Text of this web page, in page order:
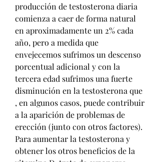
producción de testosterona diaria
comienza a caer de forma natural
en aproximadamente un 2% cada
año, pero a medida que
envejecemos sufrimos un descenso
porcentual adicional y con la
tercera edad sufrimos una fuerte
disminución en la testosterona que
, en algunos casos, puede contribuir
a la aparición de problemas de
erección (junto con otros factores).
Para aumentar la testosterona y
obtener los otros beneficios de la